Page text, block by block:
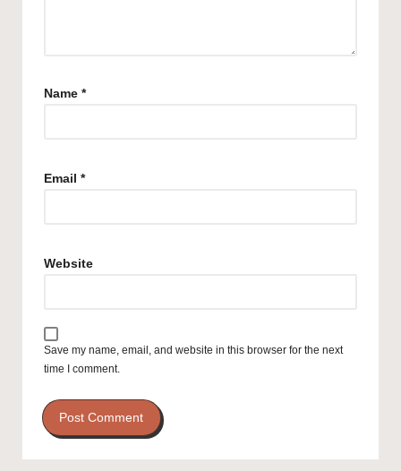
Name *
Email *
Website
Save my name, email, and website in this browser for the next
time I comment.